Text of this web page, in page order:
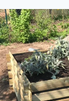
SO
EINFACH
GEHT
´S